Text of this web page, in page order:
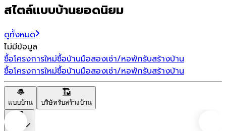
สไตล์แบบบ้านยอดนิยม
ดูทั้งหมด
ไม่มีข้อมูล
ซื้อโครงการใหม่ซื้อบ้านมือสองเช่า/หอพักรับสร้างบ้าน
ซื้อโครงการใหม่ซื้อบ้านมือสองเช่า/หอพักรับสร้างบ้าน
แบบบ้าน บริษัทรับสร้างบ้าน